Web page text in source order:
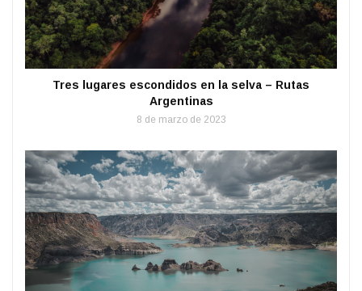
Tres lugares escondidos en la selva – Rutas
Argentinas
8 de marzo de 2023